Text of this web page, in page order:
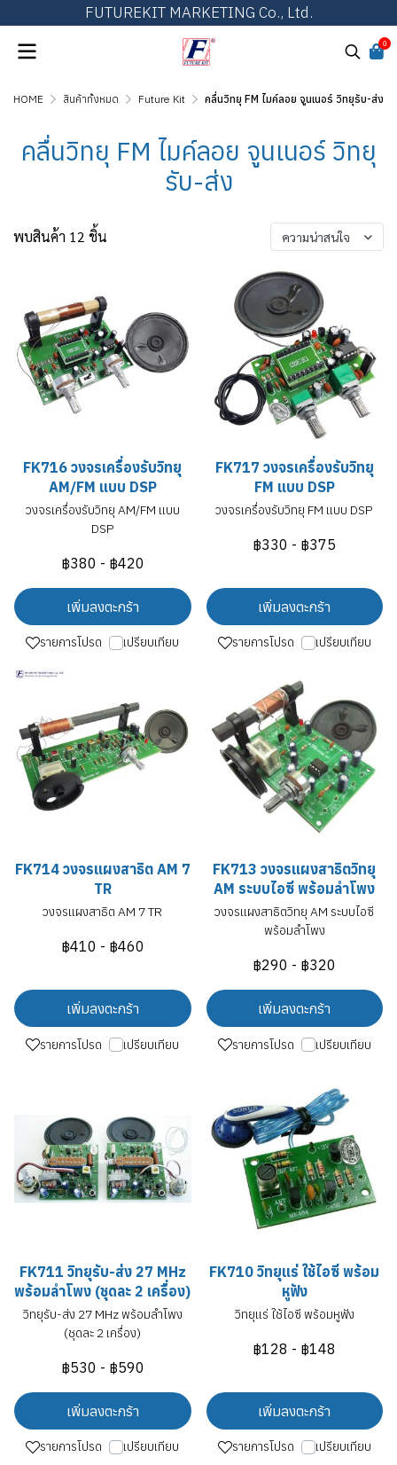
FUTUREKIT MARKETING Co., Ltd.
0
HOME สินค้าทั้งหมด Future Kit คลื่นวิทยุ FM ไมค์ลอย จูนเนอร์ วิทยุรับ-ส่ง
คลื่นวิทยุ FM ไมค์ลอย จูนเนอร์ วิทยุ
รับ-ส่ง
พบสินค้า 12 ชิ้น ความน่าสนใจ
FK716 วงจรเครื่องรับวิทยุ
AM/FM แบบ DSP
วงจรเครื่องรับวิทยุ AM/FM แบบ
DSP
฿380 - ฿420
เพิ่มลงตะกร้า
รายการโปรด เปรียบเทียบ
FK717 วงจรเครื่องรับวิทยุ
FM แบบ DSP
วงจรเครื่องรับวิทยุ FM แบบ DSP
฿330 - ฿375
เพิ่มลงตะกร้า
รายการโปรด เปรียบเทียบ
FK714 วงจรแผงสาธิต AM 7
TR
วงจรแผงสาธิต AM 7 TR
฿410 - ฿460
เพิ่มลงตะกร้า
รายการโปรด เปรียบเทียบ
FK713 วงจรแผงสาธิตวิทยุ
AM ระบบไอซี พร้อมลำโพง
วงจรแผงสาธิตวิทยุ AM ระบบไอซี
พร้อมลำโพง
฿290 - ฿320
เพิ่มลงตะกร้า
รายการโปรด เปรียบเทียบ
FK711 วิทยุรับ-ส่ง 27 MHz
พร้อมลำโพง (ชุดละ 2 เครื่อง)
วิทยุรับ-ส่ง 27 MHz พร้อมลำโพง
(ชุดละ 2 เครื่อง)
฿530 - ฿590
เพิ่มลงตะกร้า
รายการโปรด เปรียบเทียบ
FK710 วิทยุแร่ ใช้ไอซี พร้อม
หูฟัง
วิทยุแร่ ใช้ไอซี พร้อมหูฟัง
฿128 - ฿148
เพิ่มลงตะกร้า
รายการโปรด เปรียบเทียบ